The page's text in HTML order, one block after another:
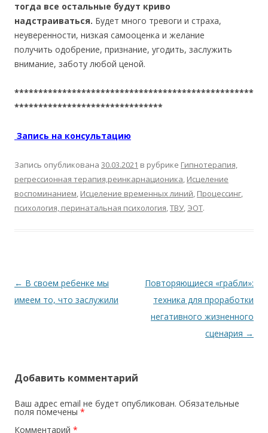
тогда все остальные будут криво
надстраиваться. Будет много тревоги и страха,
неуверенности, низкая самооценка и желание
получить одобрение, признание, угодить, заслужить
внимание, заботу любой ценой.
**************************************************
*******************************
Запись на консультацию
Запись опубликована 30.03.2021 в рубрике Гипнотерапия,
регрессионная терапия,реинкарнационика, Исцеление
воспоминанием, Исцеление временных линий, Процессинг,
психология, перинатальная психология,ТВУ, ЭОТ.
Навигация по записям
← В своем ребенке мы
имеем то, что заслужили
Повторяющиеся «грабли»:
техника для проработки
негативного жизненного
сценария →
Добавить комментарий
Ваш адрес email не будет опубликован. Обязательные
поля помечены *
Комментарий *